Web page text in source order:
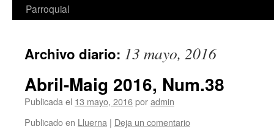
Parroquial
Archivo diario: 13 mayo, 2016
Abril-Maig 2016, Num.38
Publicada el 13 mayo, 2016poradmin
Publicado en Lluerna | Deja un comentario